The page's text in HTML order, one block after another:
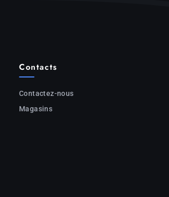
Contacts
Contactez-nous
Magasins